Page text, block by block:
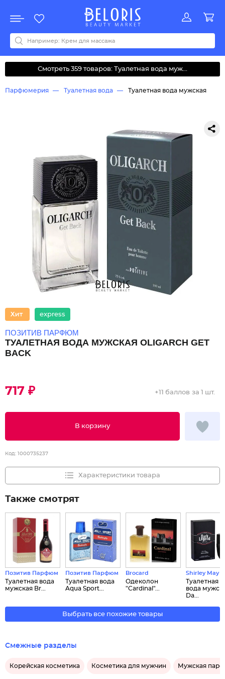
Акции
Все бренды
0-9ABCDEFGHIJKLMNOPQRSTUVWYZАБВДЗИМОКЛНПРСТУФ
Смотреть 359 товаров: Туалетная вода муж...
Парфюмерия Туалетная вода Туалетная вода мужская
express
ПОЗИТИВ ПАРФЮМ
ТУАЛЕТНАЯ ВОДА МУЖСКАЯ OLIGARCH GET
BACK
717 ₽
В корзину
+11 баллов за 1 шт.
Код: 1000735237
Характеристики товара
Также смотрят
Позитив Парфюм
Туалетная вода
мужская Br...
Позитив Парфюм
Туалетная вода
Aqua Sport...
Brocard
Одеколон
"Cardinal"...
Shirley May
Туалетная
вода
Da...
Выбрать все похожие товары
Смежные разделы
Корейская косметика Косметика для мужчин Мужская